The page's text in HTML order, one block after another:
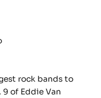
rock bands to
of Eddie Van